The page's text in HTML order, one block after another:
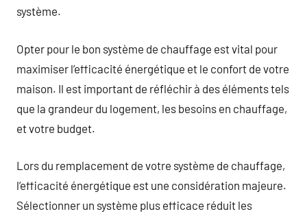
système.
Opter pour le bon système de chauffage est vital pour
maximiser l’efficacité énergétique et le confort de votre
maison. Il est important de réfléchir à des éléments tels
que la grandeur du logement, les besoins en chauffage,
et votre budget.
Lors du remplacement de votre système de chauffage,
l’efficacité énergétique est une considération majeure.
Sélectionner un système plus efficace réduit les